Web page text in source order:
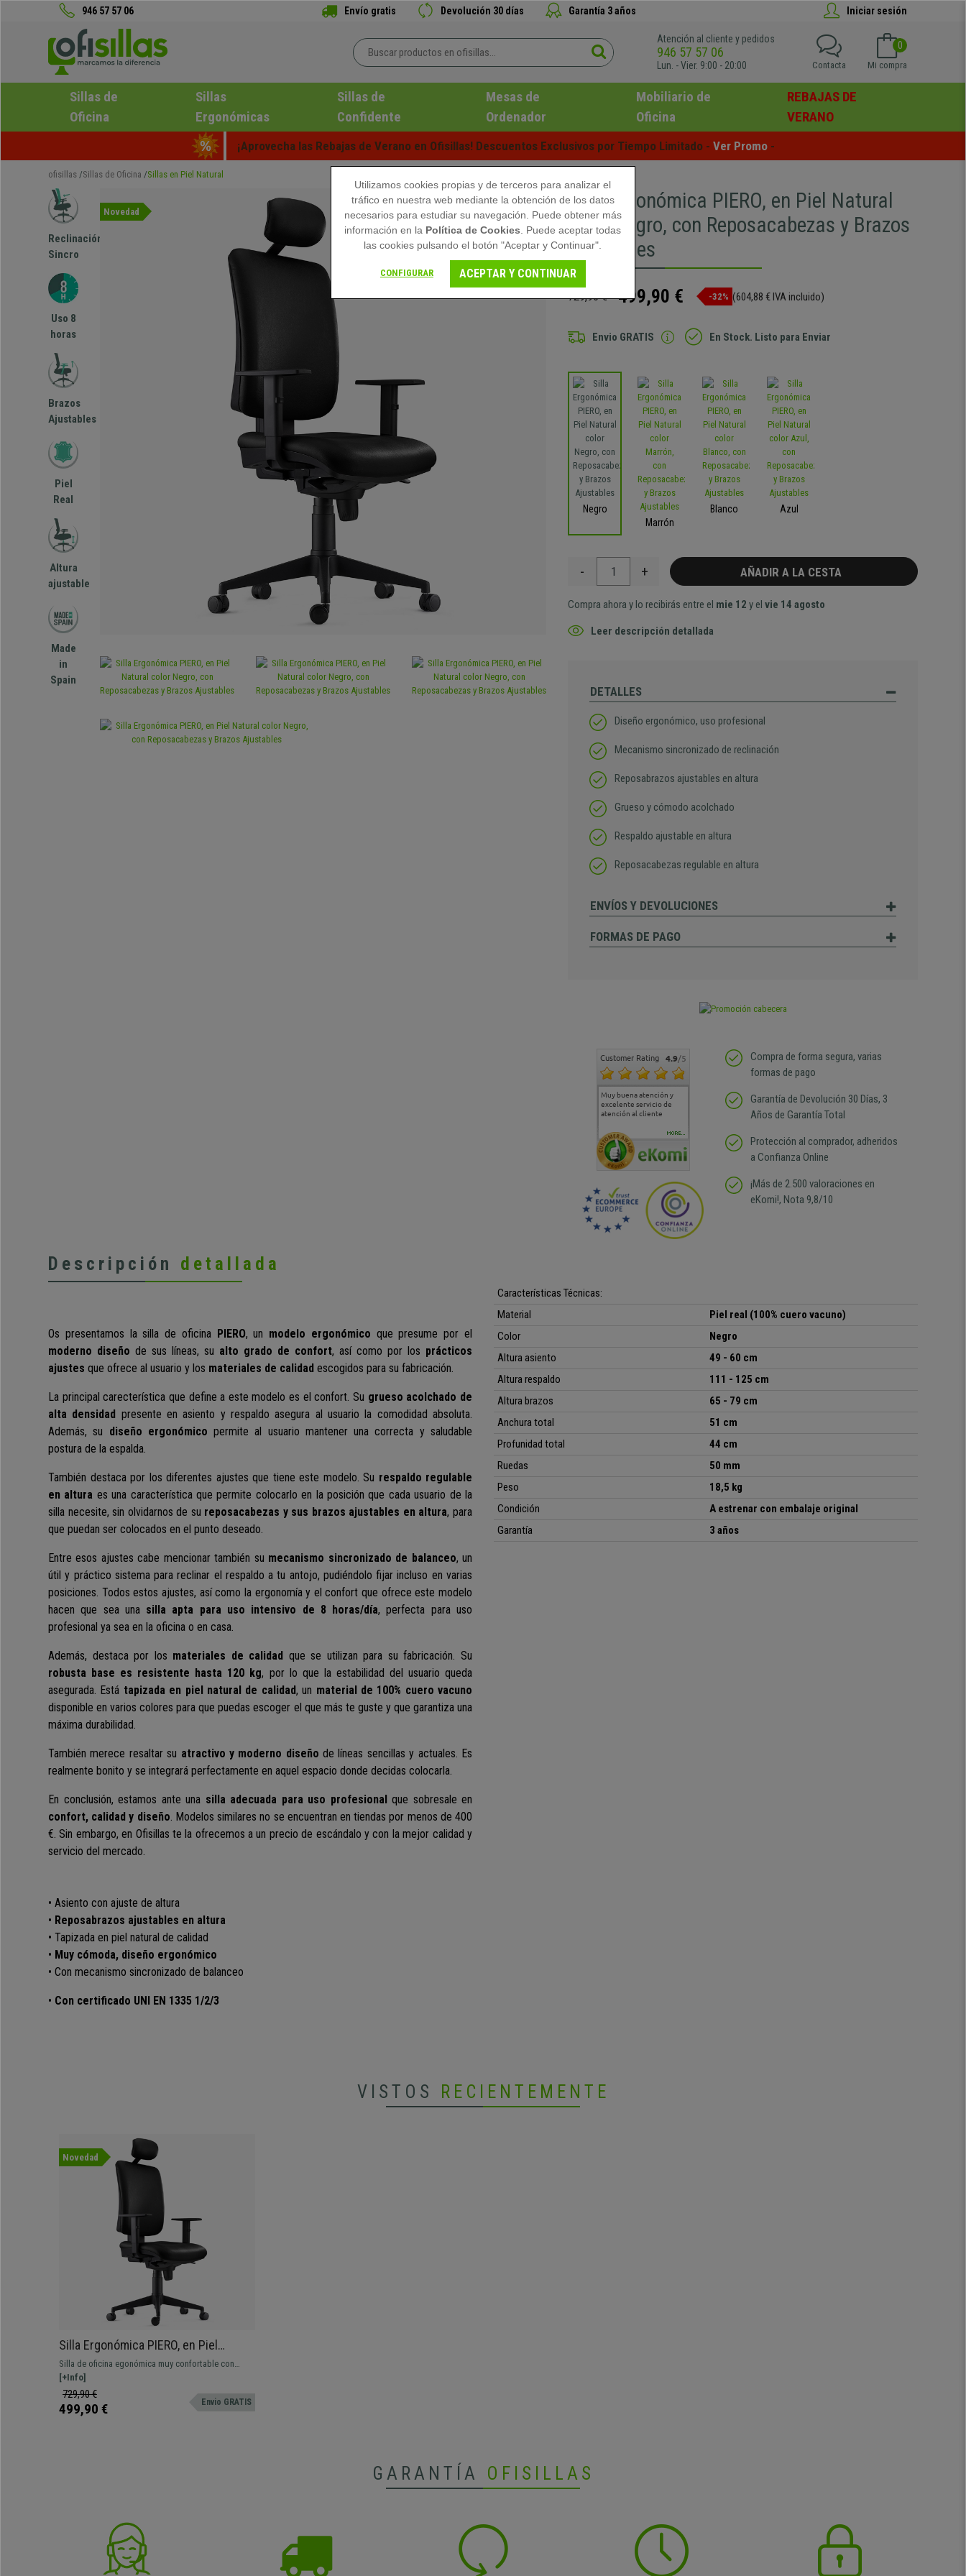
946 57 57 06 Envío gratis Devolución 30 días Garantía 3 años Iniciar sesión
Atención al cliente y pedidos
946 57 57 06
Lun. - Vier. 9:00 - 20:00
0
Mi compra
Contacta
Sillas de
Oficina
Sillas
Ergonómicas
Sillas de
Confidente
Mesas de
Ordenador
Mobiliario de
Oficina
REBAJAS DE
VERANO
¡Aprovecha las Rebajas de Verano en Ofisillas! Descuentos Exclusivos por Tiempo Limitado - Ver Promo -
ofisillas Sillas de Oficina Sillas en Piel Natural
Reclinación
Sincro
Uso 8
horas
Brazos
Ajustables
Piel
Real
Altura
ajustable
Made
in
Spain
Novedad
Silla Ergonómica PIERO, en Piel Natural
color Negro, con Reposacabezas y Brazos
Ajustables
729,90 € 499,90 € -32% (604,88 € IVA incluido)
Envio GRATIS En Stock. Listo para Enviar
Negro
Marrón
Blanco Azul
- + AÑADIR A LA CESTA
Compra ahora y lo recibirás entre el mie 12 y elvie 14 agosto
Leer descripción detallada
DETALLES
Diseño ergonómico, uso profesional
Mecanismo sincronizado de reclinación
Reposabrazos ajustables en altura
Grueso y cómodo acolchado
Respaldo ajustable en altura
Reposacabezas regulable en altura
ENVÍOS Y DEVOLUCIONES
FORMAS DE PAGO
Customer Rating 4.9/5
Muy buena atención y
excelente servicio de
atención al cliente
Muy buena atención de
cara al asesoramiento
comercial y el envío ha
Si estoy contento
Excelente relacion
calidad precio Plazo de
MORE...
Compra de forma segura, varias
formas de pago
Garantía de Devolución 30 Días, 3
Años de Garantía Total
Protección al comprador, adheridos
a Confianza Online
¡Más de 2.500 valoraciones en
eKomi!, Nota 9,8/10
Descripción detallada
Os presentamos la silla de oficina PIERO, un modelo ergonómico que presume por el
moderno diseño de sus líneas, su alto grado de confort, así como por los prácticos
ajustes que ofrece al usuario y los materiales de calidad escogidos para su fabricación.
La principal carecterística que define a este modelo es el confort. Su grueso acolchado de
alta densidad presente en asiento y respaldo asegura al usuario la comodidad absoluta.
Además, su diseño ergonómico permite al usuario mantener una correcta y saludable
postura de la espalda.
También destaca por los diferentes ajustes que tiene este modelo. Su respaldo regulable
en altura es una característica que permite colocarlo en la posición que cada usuario de la
silla necesite, sin olvidarnos de su reposacabezas y sus brazos ajustables en altura, para
que puedan ser colocados en el punto deseado.
Entre esos ajustes cabe mencionar también su mecanismo sincronizado de balanceo, un
útil y práctico sistema para reclinar el respaldo a tu antojo, pudiéndolo fijar incluso en varias
posiciones. Todos estos ajustes, así como la ergonomía y el confort que ofrece este modelo
hacen que sea una silla apta para uso intensivo de 8 horas/día, perfecta para uso
profesional ya sea en la oficina o en casa.
Además, destaca por los materiales de calidad que se utilizan para su fabricación. Su
robusta base es resistente hasta 120 kg, por lo que la estabilidad del usuario queda
asegurada. Está tapizada en piel natural de calidad, un material de 100% cuero vacuno
disponible en varios colores para que puedas escoger el que más te guste y que garantiza una
máxima durabilidad.
También merece resaltar su atractivo y moderno diseñode líneas sencillas y actuales. Es
realmente bonito y se integrará perfectamente en aquel espacio donde decidas colocarla.
En conclusión, estamos ante una silla adecuada para uso profesional que sobresale en
confort, calidad y diseño. Modelos similares no se encuentran en tiendas por menos de 400
€. Sin embargo, en Ofisillas te la ofrecemos a un precio de escándalo y con la mejor calidad y
servicio del mercado.
• Asiento con ajuste de altura
• Reposabrazos ajustables en altura
• Tapizada en piel natural de calidad
• Muy cómoda, diseño ergonómico
• Con mecanismo sincronizado de balanceo
• Con certificado UNI EN 1335 1/2/3
Características Técnicas:
Material
Piel real (100% cuero vacuno)
Color
Negro
Altura asiento
49 - 60 cm
Altura respaldo
111 - 125 cm
Altura brazos
65 - 79 cm
Anchura total
51 cm
Profunidad total
44 cm
Ruedas
50 mm
Peso
18,5 kg
Condición
A estrenar con embalaje original
Garantía
3 años
VISTOS RECIENTEMENTE
Novedad
Silla Ergonómica PIERO, en Piel
Natural color Negro, con
Reposacabezas y Brazos Ajustables
Silla de oficina egonómica muy confortable con
grueso acolchado, brazos ajustables. Máximo
confort, apta para uso intensivo.
[+Info]
729,90 €
499,90 € Envio GRATIS
GARANTÍA OFISILLAS
Utilizamos cookies propias y de terceros para analizar el
tráfico en nuestra web mediante la obtención de los datos
necesarios para estudiar su navegación. Puede obtener más
información en la Política de Cookies . Puede aceptar todas
las cookies pulsando el botón "Aceptar y Continuar".
CONFIGURAR ACEPTAR Y CONTINUAR